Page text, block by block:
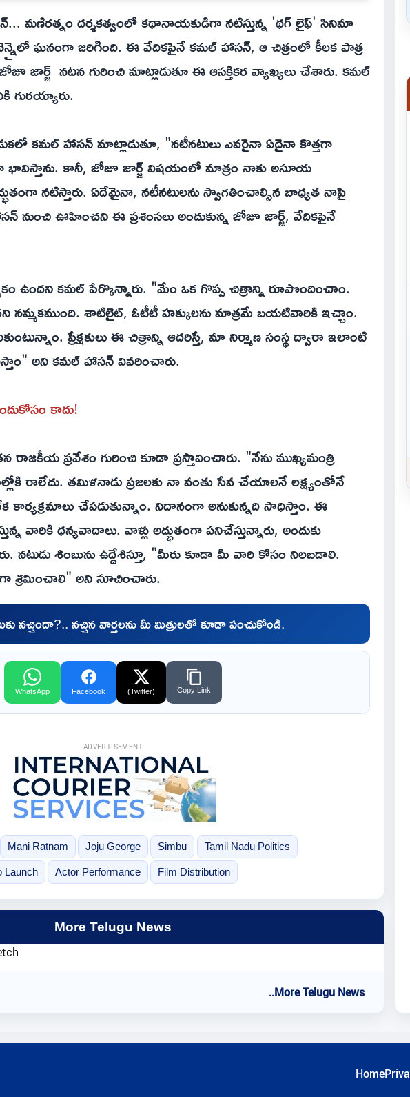
మణిరత్నం దర్శకత్వంలో కథానాయకుడిగా నటిస్తున్న 'థగ్ లైఫ్' సినిమా
ఘనంగా జరిగింది. ఈ వేదికపైనే కమల్ హాసన్, ఆ చిత్రంలో కీలక పాత్ర
జార్జ్‌ నటన గురించి మాట్లాడుతూ ఈ ఆసక్తికర వ్యాఖ్యలు చేశారు. కమల్
గురయ్యారు.
కమల్ హాసన్ మాట్లాడుతూ, "నటీనటులు ఎవరైనా ఏదైనా కొత్తగా
భావిస్తాను. కానీ, జోజూ జార్జ్ విషయంలో మాత్రం నాకు అసూయ
నటిస్తారు. ఏదేమైనా, నటీనటులను స్వాగతించాల్సిన బాధ్యత నాపై
నుంచి ఊహించని ఈ ప్రశంసలు అందుకున్న జోజూ జార్జ్, వేదికపైనే
ఉందని కమల్ పేర్కొన్నారు. "మేం ఒక గొప్ప చిత్రాన్ని రూపొందించాం.
నమ్మకముంది. శాటిలైట్, ఓటీటీ హక్కులను మాత్రమే బయటివారికి ఇచ్చాం.
ప్రేక్షకులు ఈ చిత్రాన్ని ఆదరిస్తే, మా నిర్మాణ సంస్థ ద్వారా ఇలాంటి
అని కమల్ హాసన్ వివరించారు.
కాదు!
ప్రవేశం గురించి కూడా ప్రస్తావించారు. "నేను ముఖ్యమంత్రి
రాలేదు. తమిళనాడు ప్రజలకు నా వంతు సేవ చేయాలనే లక్ష్యంతోనే
కార్యక్రమాలు చేపడుతున్నాం. నిదానంగా అనుకున్నది సాధిస్తాం. ఈ
వారికి ధన్యవాదాలు. వాళ్లు అద్భుతంగా పనిచేస్తున్నారు, అందుకు
నటుడు శింబును ఉద్దేశిస్తూ, "మీరు కూడా మీ వారి కోసం నిలబడాలి.
శ్రమించాలి" అని సూచించారు.
నచ్చిందా?.. నచ్చిన వార్తలను మీ మిత్రులతో కూడా పంచుకోండి.
WhatsApp Facebook (Twitter) Copy Link
ADVERTISEMENT
Mani Ratnam Joju George Simbu Tamil Nadu Politics
Launch Actor Performance Film Distribution
More Telugu News
..More Telugu News
Home